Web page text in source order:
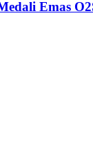
Emas